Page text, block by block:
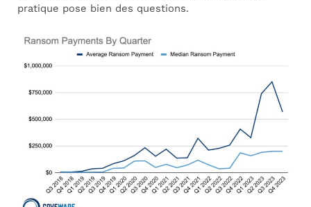
pratique pose bien des questions.